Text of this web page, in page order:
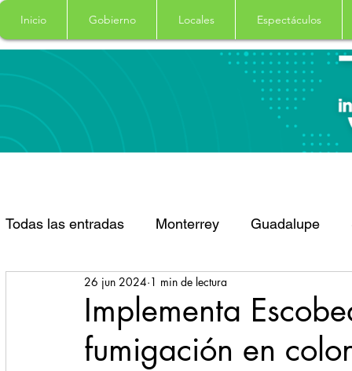
Inicio Gobierno Locales Espectáculos
Todas las entradas Monterrey Guadalupe
Santa Catarina San Pedro Garza Garcia
Espectaculos Clima Principal Salud
Implementa
fumigación en
26 jun 2024 1 min de lectura